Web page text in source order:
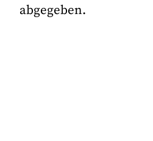
abgegeben.